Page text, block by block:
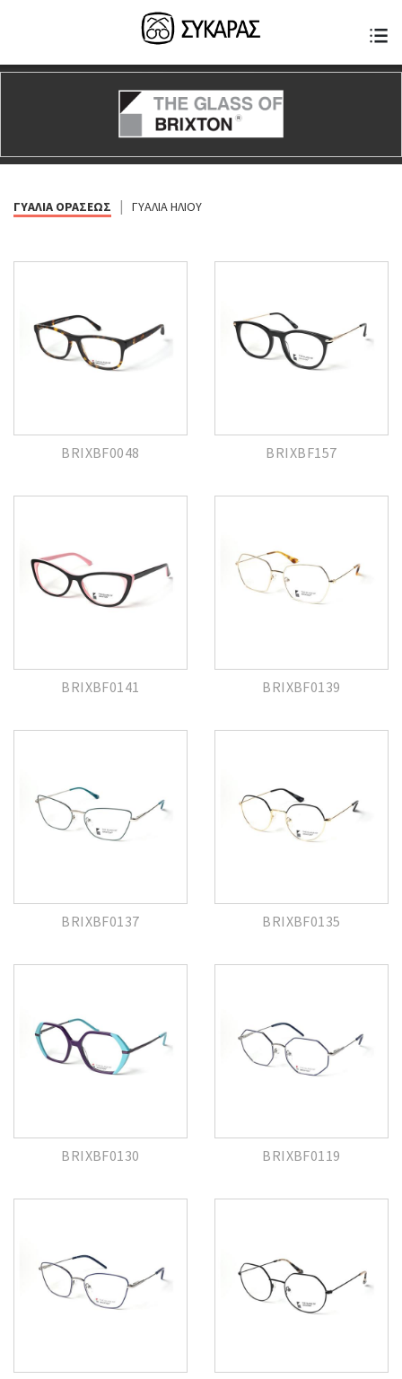
ΓΥΑΛΙΑ ΟΡΑΣΕΩΣ | ΓΥΑΛΙΑ ΗΛΙΟΥ
BRIXBF0048 BRIXBF157
BRIXBF0141 BRIXBF0139
BRIXBF0137 BRIXBF0135
BRIXBF0130 BRIXBF0119